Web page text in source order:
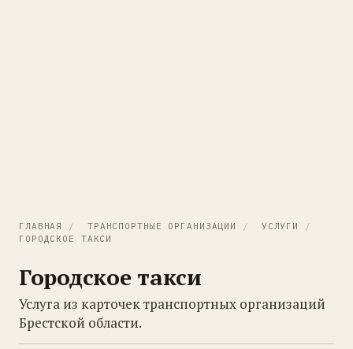
ГЛАВНАЯ / ТРАНСПОРТНЫЕ ОРГАНИЗАЦИИ / УСЛУГИ
/
ГОРОДСКОЕ ТАКСИ
Городское такси
Услуга из карточек транспортных организаций
Брестской области.